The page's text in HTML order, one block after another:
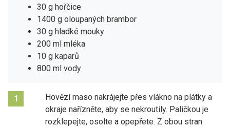
30 g hořčice
1400 g oloupaných brambor
30 g hladké mouky
200 ml mléka
10 g kaparů
800 ml vody
1
Hovězí maso nakrájejte přes vlákno na plátky a
okraje nařízněte, aby se nekroutily. Paličkou je
rozklepejte, osolte a opepřete. Z obou stran